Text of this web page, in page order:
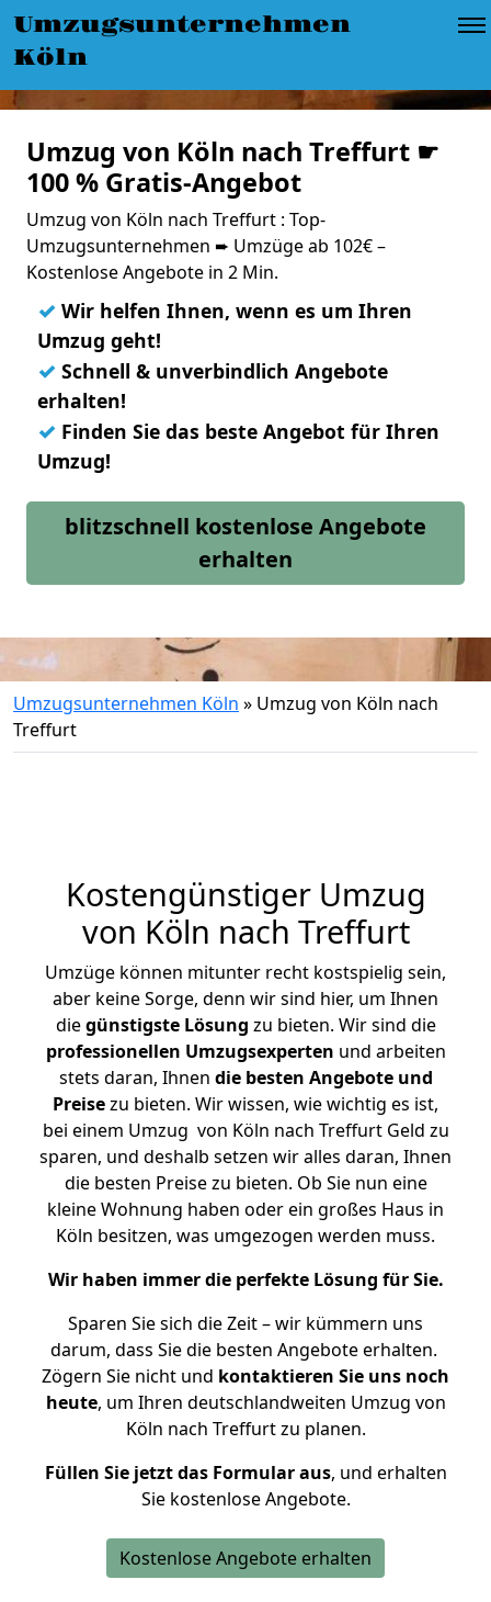
Umzugsunternehmen
Köln
Umzug von Köln nach Treffurt ☛
100 % Gratis-Angebot
Umzug von Köln nach Treffurt : Top-
Umzugsunternehmen ➨ Umzüge ab 102€ –
Kostenlose Angebote in 2 Min.
✓ Wir helfen Ihnen, wenn es um Ihren
Umzug geht!
✓ Schnell & unverbindlich Angebote
erhalten!
✓ Finden Sie das beste Angebot für Ihren
Umzug!
blitzschnell kostenlose Angebote
erhalten
Umzugsunternehmen Köln » Umzug von Köln nach
Treffurt
Kostengünstiger Umzug
von Köln nach Treffurt
Umzüge können mitunter recht kostspielig sein,
aber keine Sorge, denn wir sind hier, um Ihnen
diegünstigste Lösung zu bieten. Wir sind die
professionellen Umzugsexperten und arbeiten
stets daran, Ihnen die besten Angebote und
Preisezu bieten. Wir wissen, wie wichtig es ist,
bei einem Umzug von Köln nach Treffurt Geld zu
sparen, und deshalb setzen wir alles daran, Ihnen
die besten Preise zu bieten. Ob Sie nun eine
kleine Wohnung haben oder ein großes Haus in
Köln besitzen, was umgezogen werden muss.
Wir haben immer die perfekte Lösung für Sie.
Sparen Sie sich die Zeit – wir kümmern uns
darum, dass Sie die besten Angebote erhalten.
Zögern Sie nicht und kontaktieren Sie uns noch
heute, um Ihren deutschlandweiten Umzug von
Köln nach Treffurt zu planen.
Füllen Sie jetzt das Formular aus, und erhalten
Sie kostenlose Angebote.
Kostenlose Angebote erhalten